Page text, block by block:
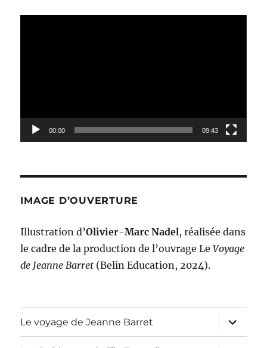
00:00 09:43
IMAGE D’OUVERTURE
Illustration d’Olivier-Marc Nadel, réalisée dans
le cadre de la production de l’ouvrage LeVoyage
de Jeanne Barret (Belin Education, 2024).
Le voyage de Jeanne Barret
ouvrir
le
sous-